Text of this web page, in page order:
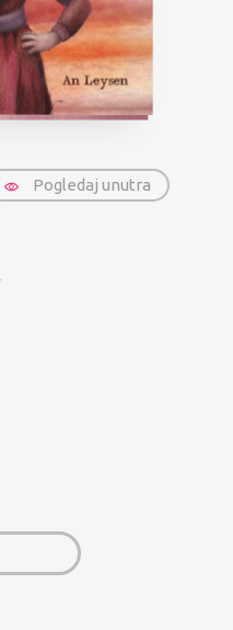
Pogledaj unutra